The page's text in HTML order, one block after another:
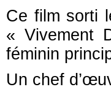
Ce film sorti
« Vivement
féminin
Un chef